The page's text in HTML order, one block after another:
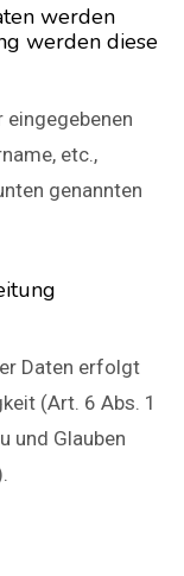
werden
werden diese
eingegebenen
etc.,
genannten
Daten erfolgt
(Art. 6 Abs. 1
und Glauben